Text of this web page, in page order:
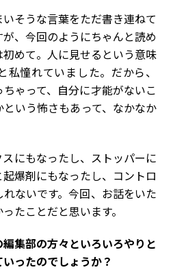
そうな言葉をただ書き連ねて
、今回のようにちゃんと読め
めて。人に見せるという意味
憧れていました。だから、
ゃって、自分に才能がないこ
いう怖さもあって、なかなか
にもなったし、ストッパーに
爆剤にもなったし、コントロ
ないです。今回、お話をいた
たことだと思います。
編集部の方々といろいろやりと
ったのでしょうか？